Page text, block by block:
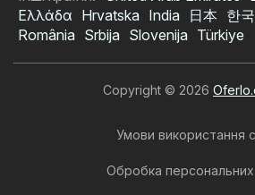
Ελλάδα Hrvatska India 日本 한국
România Srbija Slovenija Türkiye
Copyright © 2026
Умови використання
Обробка